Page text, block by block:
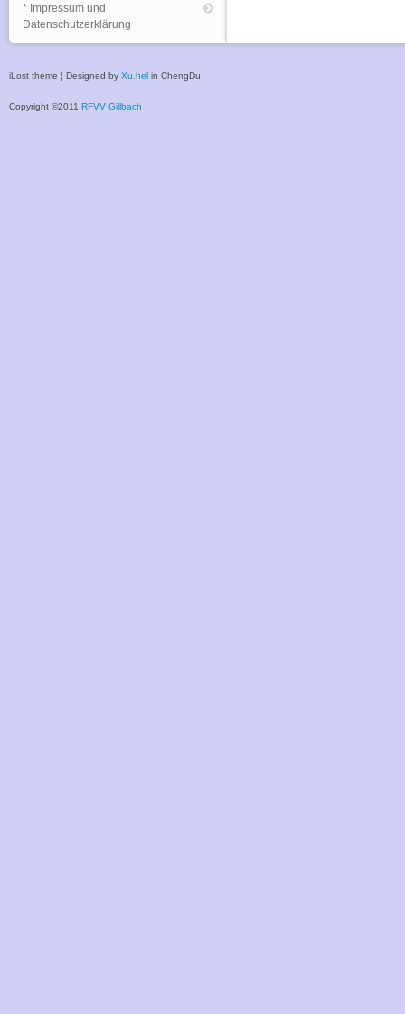
* Impressum und
Datenschutzerklärung
iLost theme ¦ Designed by Xu.hel in ChengDu.
Copyright ©2011 RFVV Gillbach